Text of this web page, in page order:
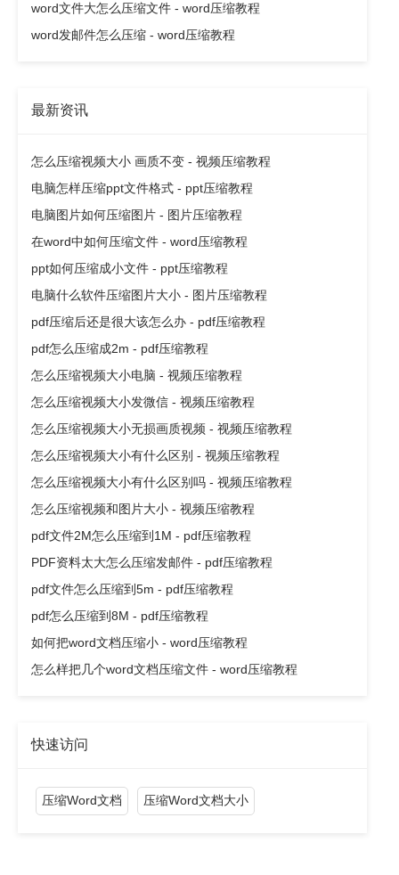
word文件大怎么压缩文件 - word压缩教程
word发邮件怎么压缩 - word压缩教程
最新资讯
怎么压缩视频大小 画质不变 - 视频压缩教程
电脑怎样压缩ppt文件格式 - ppt压缩教程
电脑图片如何压缩图片 - 图片压缩教程
在word中如何压缩文件 - word压缩教程
ppt如何压缩成小文件 - ppt压缩教程
电脑什么软件压缩图片大小 - 图片压缩教程
pdf压缩后还是很大该怎么办 - pdf压缩教程
pdf怎么压缩成2m - pdf压缩教程
怎么压缩视频大小电脑 - 视频压缩教程
怎么压缩视频大小发微信 - 视频压缩教程
怎么压缩视频大小无损画质视频 - 视频压缩教程
怎么压缩视频大小有什么区别 - 视频压缩教程
怎么压缩视频大小有什么区别吗 - 视频压缩教程
怎么压缩视频和图片大小 - 视频压缩教程
pdf文件2M怎么压缩到1M - pdf压缩教程
PDF资料太大怎么压缩发邮件 - pdf压缩教程
pdf文件怎么压缩到5m - pdf压缩教程
pdf怎么压缩到8M - pdf压缩教程
如何把word文档压缩小 - word压缩教程
怎么样把几个word文档压缩文件 - word压缩教程
快速访问
压缩Word文档 压缩Word文档大小